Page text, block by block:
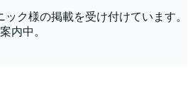
ク様の掲載を受け付けています。
内中。